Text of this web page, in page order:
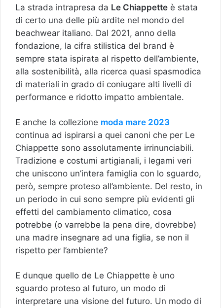
La strada intrapresa da Le Chiappette è stata
di certo una delle più ardite nel mondo del
beachwear italiano. Dal 2021, anno della
fondazione, la cifra stilistica del brand è
sempre stata ispirata al rispetto dell’ambiente,
alla sostenibilità, alla ricerca quasi spasmodica
di materiali in grado di coniugare alti livelli di
performance e ridotto impatto ambientale.
E anche la collezione moda mare 2023
continua ad ispirarsi a quei canoni che per Le
Chiappette sono assolutamente irrinunciabili.
Tradizione e costumi artigianali, i legami veri
che uniscono un’intera famiglia con lo sguardo,
però, sempre proteso all’ambiente. Del resto, in
un periodo in cui sono sempre più evidenti gli
effetti del cambiamento climatico, cosa
potrebbe (o varrebbe la pena dire, dovrebbe)
una madre insegnare ad una figlia, se non il
rispetto per l’ambiente?
E dunque quello de Le Chiappette è uno
sguardo proteso al futuro, un modo di
interpretare una visione del futuro. Un modo di